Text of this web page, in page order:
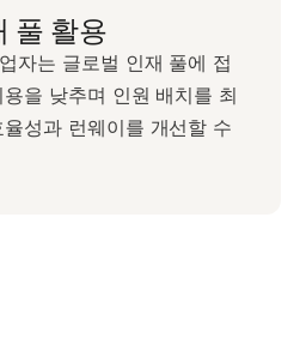
풀 활용
자는 글로벌 인재 풀에 접
을 낮추며 인원 배치를 최
성과 런웨이를 개선할 수